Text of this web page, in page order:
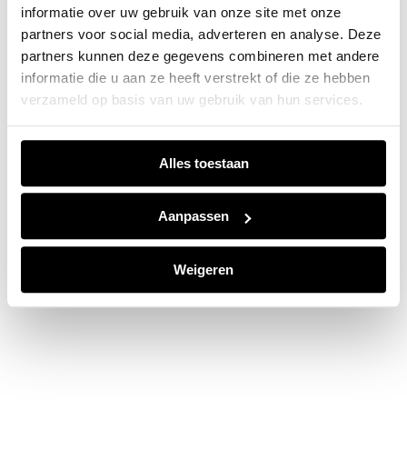
informatie over uw gebruik van onze site met onze
partners voor social media, adverteren en analyse. Deze
partners kunnen deze gegevens combineren met andere
informatie die u aan ze heeft verstrekt of die ze hebben
verzameld op basis van uw gebruik van hun services.
Alles toestaan
Aanpassen
Weigeren
Application error: a client-side exception has occurred while
loadingwww.jvk.nl(see the browser consolefor more
information).